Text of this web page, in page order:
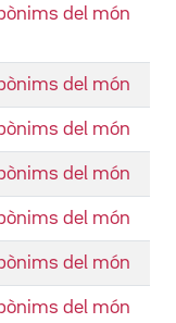
del món
del món
del món
del món
del món
del món
del món